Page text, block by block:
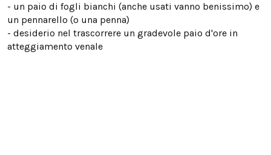
- un paio di fogli bianchi (anche usati vanno benissimo) e
un pennarello (o una penna)
- desiderio nel trascorrere un gradevole paio d'ore in
atteggiamento venale